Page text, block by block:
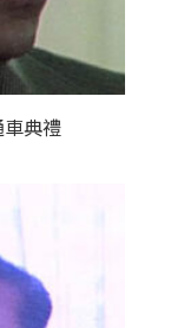
典禮